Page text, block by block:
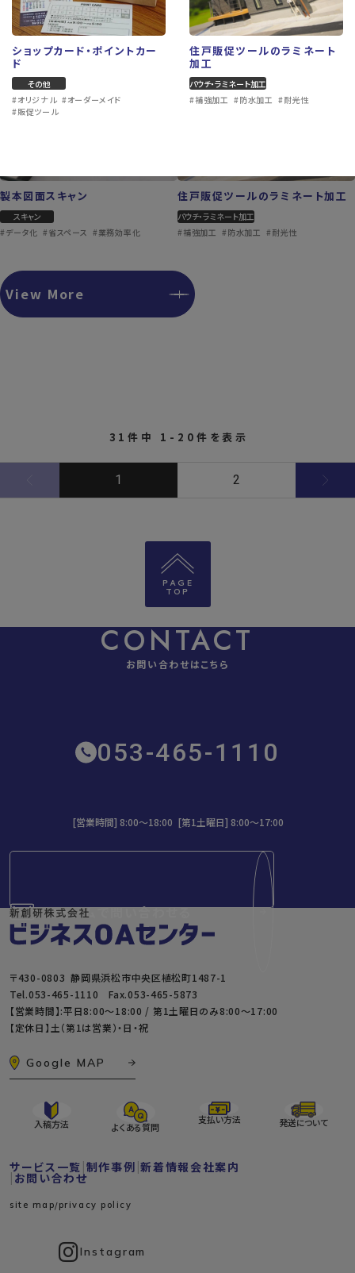
製本図面スキャン
スキャン
#データ化 #省スペース #業務効率化
住戸販促ツールのラミネート加工
パウチ・ラミネート加工
#補強加工 #防水加工 #耐光性
View More
31件中 1-20件を表示
1 2
PAGE
TOP
CONTACT
お問い合わせはこちら
053-465-1110
[営業時間] 8:00～18:00 [第1土曜日] 8:00〜17:00
フォームで問い合わせる
〒430-0803 静岡県浜松市中央区植松町1487-1
Tel.053-465-1110 Fax.053-465-5873
【営業時間】:平日8:00～18:00 / 第1土曜日のみ8:00〜17:00
【定休日】土（第1は営業）・日・祝
Google MAP
入稿方法 よくある質問
支払い方法 発送について
サービス一覧 制作事例 新着情報 会社案内
お問い合わせ
site map privacy policy
Instagram
ショップカード・ポイントカー
ド
その他
#オリジナル #オーダーメイド
#販促ツール
住戸販促ツールのラミネート
加工
パウチ・ラミネート加工
#補強加工 #防水加工 #耐光性